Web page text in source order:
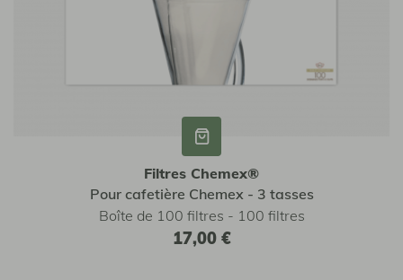
Filtres Chemex®
Pour cafetière Chemex - 3 tasses
Boîte de 100 filtres - 100 filtres
17,00 €